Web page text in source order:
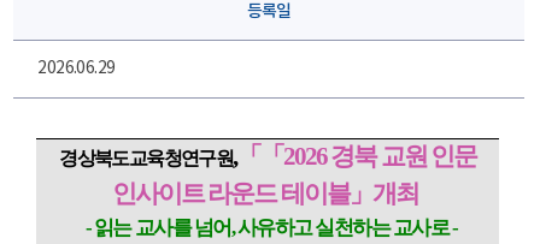
등록일
2026.06.29
경상북도교육청연구원,「 「 2026경북 교원 인문
인사이트 라운드 테이블」 개최
-읽는 교사를 넘어,사유하고 실천하는 교사로-